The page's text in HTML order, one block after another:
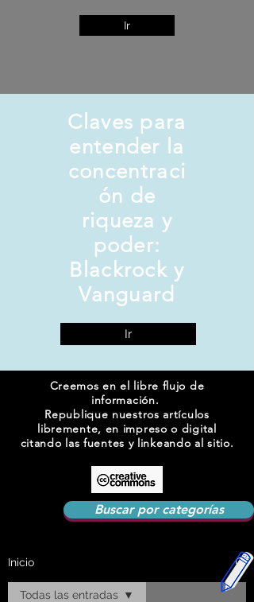
Ir
Claves para
entender la
concentraci
ón de
riqueza y
poder:
Blackrock y
Vanguard
Ir
Creemos en el libre flujo de
información.
Republique nuestros artículos
libremente, en impreso o digital
citando las fuentes y linkeando al sitio.
Buscar por categorías
Inicio
Todas las entradas